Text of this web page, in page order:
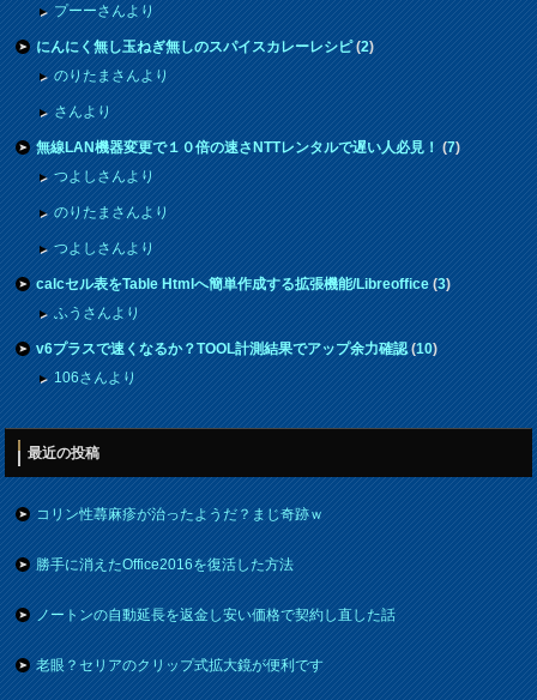
プーーさんより
にんにく無し玉ねぎ無しのスパイスカレーレシピ(2)
のりたまさんより
さんより
無線LAN機器変更で１０倍の速さNTTレンタルで遅い人必見！(7)
つよしさんより
のりたまさんより
つよしさんより
calcセル表をTable Htmlへ簡単作成する拡張機能/Libreoffice(3)
ふうさんより
v6プラスで速くなるか？TOOL計測結果でアップ余力確認(10)
106さんより
最近の投稿
コリン性蕁麻疹が治ったようだ？まじ奇跡ｗ
勝手に消えたOffice2016を復活した方法
ノートンの自動延長を返金し安い価格で契約し直した話
老眼？セリアのクリップ式拡大鏡が便利です